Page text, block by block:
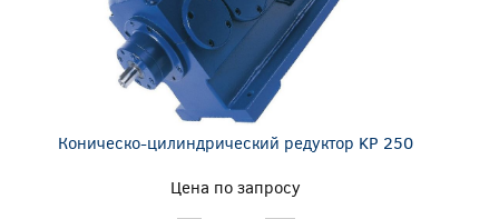
Коническо-цилиндрический редуктор KP 250
Цена по запросу